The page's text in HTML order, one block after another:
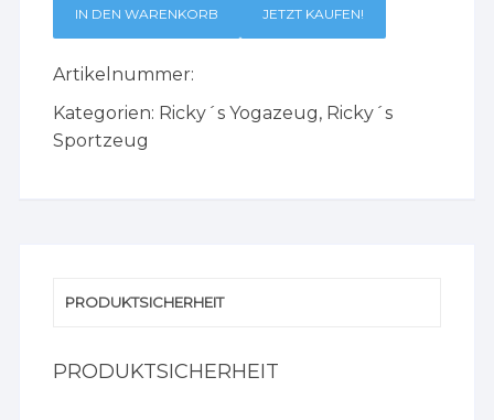
IN DEN WARENKORB JETZT KAUFEN!
Artikelnummer:
Kategorien: Ricky´s Yogazeug, Ricky´s
Sportzeug
PRODUKTSICHERHEIT
PRODUKTSICHERHEIT